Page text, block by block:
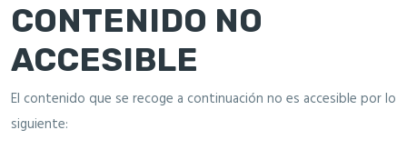
CONTENIDO NO
ACCESIBLE
El contenido que se recoge a continuación no es accesible por lo
siguiente: